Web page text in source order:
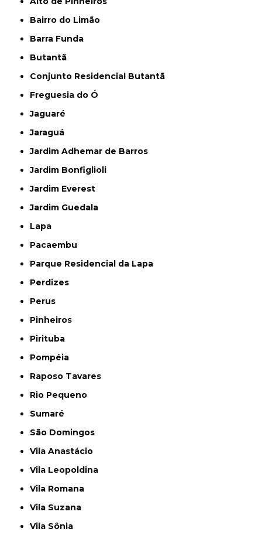
Bairro do Limão
Barra Funda
Butantã
Conjunto Residencial Butantã
Freguesia do Ó
Jaguaré
Jaraguá
Jardim Adhemar de Barros
Jardim Bonfiglioli
Jardim Everest
Jardim Guedala
Lapa
Pacaembu
Parque Residencial da Lapa
Perdizes
Perus
Pinheiros
Pirituba
Pompéia
Raposo Tavares
Rio Pequeno
Sumaré
São Domingos
Vila Anastácio
Vila Leopoldina
Vila Romana
Vila Suzana
Vila Sônia